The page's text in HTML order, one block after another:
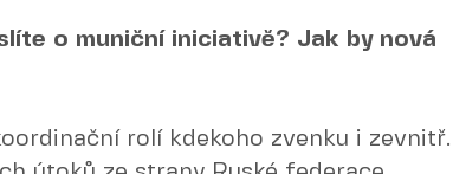
o muniční iniciativě? Jak by nová
rolí kdekoho zvenku i zevnitř.